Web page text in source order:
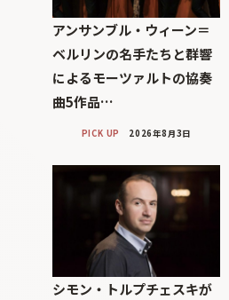
アンサンブル・ウィーン＝
ベルリンの名手たちと群響
によるモーツァルトの協奏
曲5作品…
PICK UP 2026年8月3日
シモン・トルプチェスキが